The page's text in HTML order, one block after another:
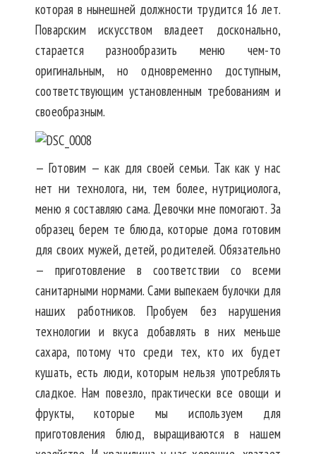
которая в нынешней должности трудится 16 лет.
Поварским искусством владеет досконально,
старается разнообразить меню чем-то
оригинальным, но одновременно доступным,
соответствующим установленным требованиям и
своеобразным.
— Готовим — как для своей семьи. Так как у нас
нет ни технолога, ни, тем более, нутрициолога,
меню я составляю сама. Девочки мне помогают. За
образец берем те блюда, которые дома готовим
для своих мужей, детей, родителей. Обязательно
— приготовление в соответствии со всеми
санитарными нормами. Сами выпекаем булочки для
наших работников. Пробуем без нарушения
технологии и вкуса добавлять в них меньше
сахара, потому что среди тех, кто их будет
кушать, есть люди, которым нельзя употреблять
сладкое. Нам повезло, практически все овощи и
фрукты, которые мы используем для
приготовления блюд, выращиваются в нашем